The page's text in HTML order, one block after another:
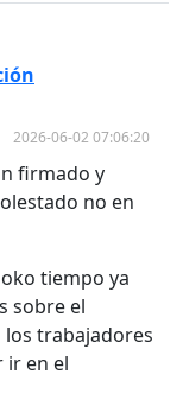
2026-06-02 07:06:20
firmado y
no en
tiempo ya
sobre el
trabajadores
ir en el